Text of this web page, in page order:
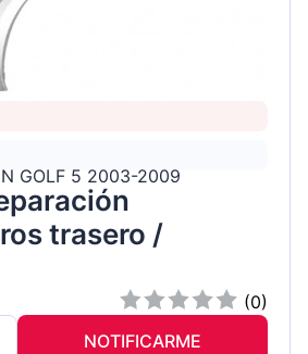
GOLF 5 2003-2009
trasero /
(0)
NOTIFICARME